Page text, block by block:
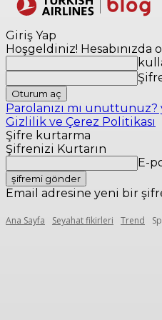
Giriş Yap
Hoşgeldiniz! Hesabınızda
Parolanızı mı unuttunuz?
Gizlilik ve Çerez Politikası
Şifre kurtarma
Şifrenizi Kurtarın
E-
Email adresine yeni bir
Ana Sayfa Seyahat fikirleri Trend